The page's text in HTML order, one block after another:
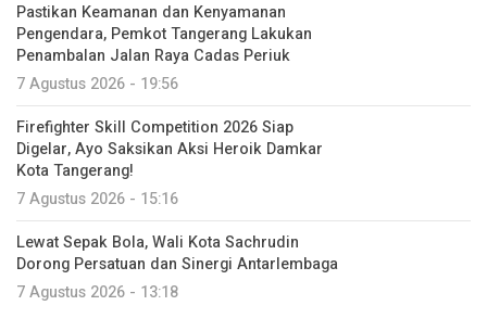
Pastikan Keamanan dan Kenyamanan
Pengendara, Pemkot Tangerang Lakukan
Penambalan Jalan Raya Cadas Periuk
7 Agustus 2026 - 19:56
Firefighter Skill Competition 2026 Siap
Digelar, Ayo Saksikan Aksi Heroik Damkar
Kota Tangerang!
7 Agustus 2026 - 15:16
Lewat Sepak Bola, Wali Kota Sachrudin
Dorong Persatuan dan Sinergi Antarlembaga
7 Agustus 2026 - 13:18